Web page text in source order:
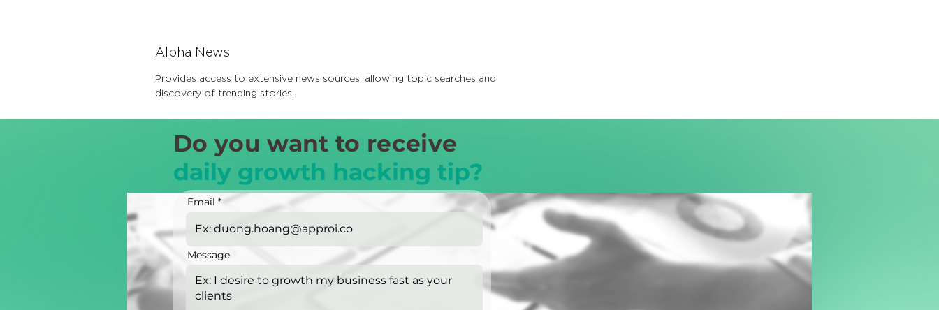
Alpha News
Provides access to extensive news sources, allowing topic searches and
discovery of trending stories.
Do you want to receive
daily growth hacking tip?
Email
Message